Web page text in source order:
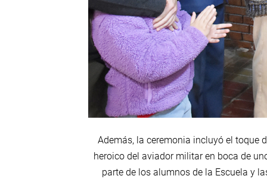
Además, la ceremonia incluyó el toque
heroico del aviador militar en boca de
parte de los alumnos de la Escuela y